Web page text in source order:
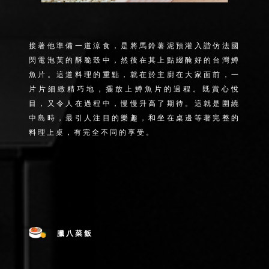
接著他準備一道涼食，是將馬鈴薯泥預灌入諧仿法國
閃電泡芙的酥脆殼中，然後在其上點綴醃好的台灣鱒
魚片。這道料理的重點，就在於主廚在大家面前，一
片片細緻精巧地，擺放上鱒魚片的過程。既賞心悅
目，又令人在過程中，慢慢升高了期待。這就是圍繞
中島時，最引人注目的樂趣，和坐在桌邊等著完整的
料理上桌，有完全不同的享受。
臘八菜飯